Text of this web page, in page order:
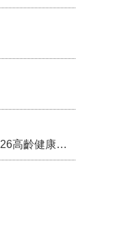
苗栗農村綠色照顧成果登上全國舞台！ 後龍水尾、埔頂社區前進2026高齡健康產業博覽會